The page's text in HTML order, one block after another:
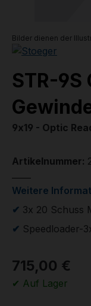
Bilder dienen der
STR-9S
9x19 - Optic
Artikelnummer:
Weitere
✔ 3x 20 Schuss
✔ Speedloader-
715,00 €
✔ Auf Lager